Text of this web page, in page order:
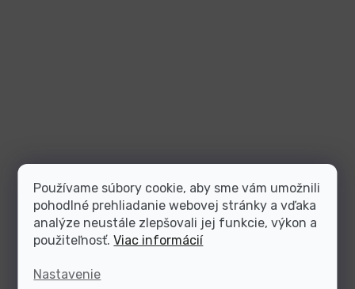
Používame súbory cookie, aby sme vám umožnili
pohodlné prehliadanie webovej stránky a vďaka
analýze neustále zlepšovali jej funkcie, výkon a
použiteľnosť.Viac informácií
Nastavenie